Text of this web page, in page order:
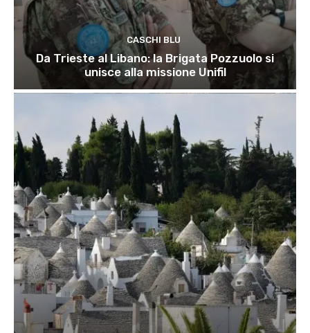
CASCHI BLU
Da Trieste al Libano: la Brigata Pozzuolo si
unisce alla missione Unifil